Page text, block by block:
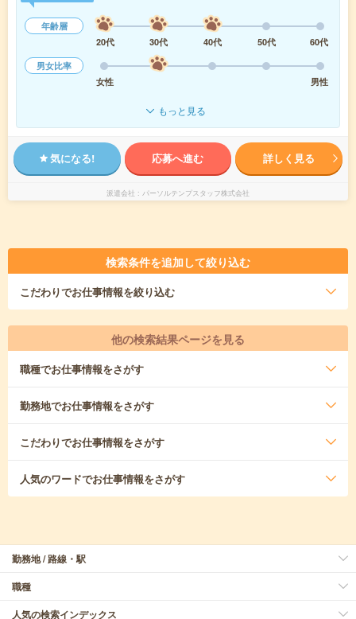
年齢層
20代
30代 40代 50代
60代
男女比率
女性
男性
もっと見る
気になる! 応募へ進む 詳しく見る
派遣会社 パーソルテンプスタッフ株式会社
検索条件を追加して絞り込む
こだわりでお仕事情報を絞り込む
他の検索結果ページを見る
職種でお仕事情報をさがす
勤務地でお仕事情報をさがす
こだわりでお仕事情報をさがす
人気のワードでお仕事情報をさがす
勤務地 / 路線・駅
職種
人気の検索インデックス